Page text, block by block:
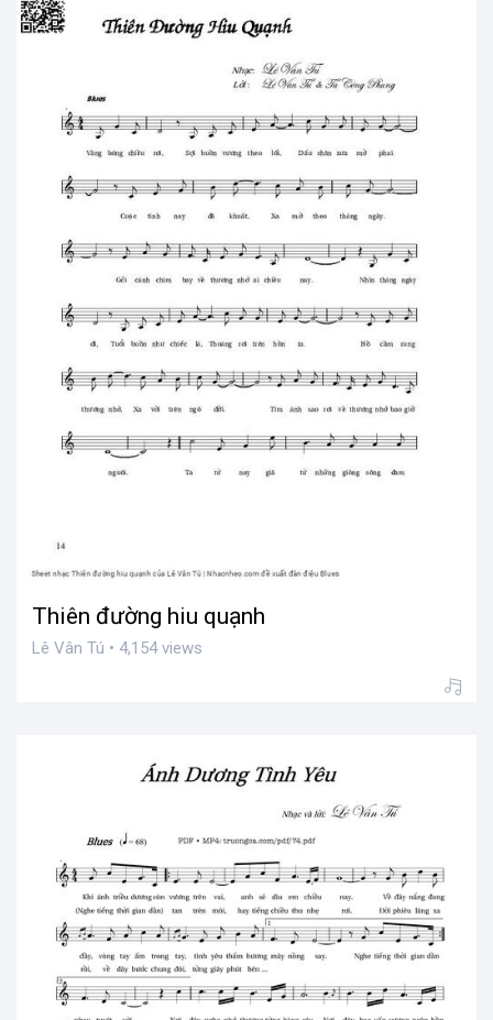
Thiên đường hiu quạnh
Lê Vân Tú • 4,154 views